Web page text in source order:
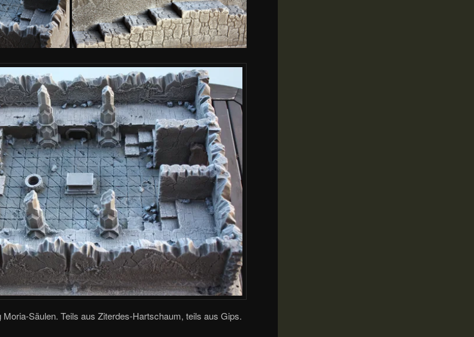
Säulen. Teils aus Ziterdes-Hartschaum, teils aus Gips.